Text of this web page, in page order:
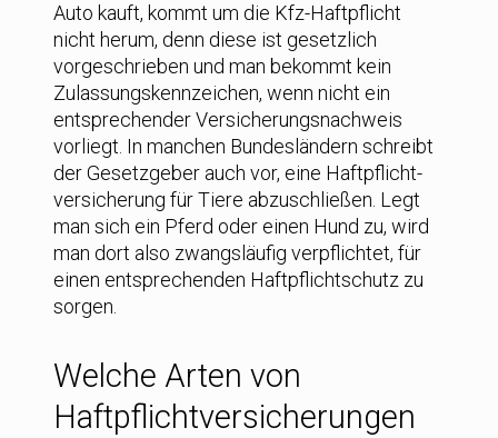
Auto kauft, kommt um die Kfz-Haftpflicht
nicht herum, denn diese ist gesetzlich
vorgeschrieben und man bekommt kein
Zulassungskennzeichen, wenn nicht ein
entsprechender Versicherungsnachweis
vorliegt. In manchen Bundesländern schreibt
der Gesetzgeber auch vor, eine Haftpflicht­
versicherung für Tiere abzuschließen. Legt
man sich ein Pferd oder einen Hund zu, wird
man dort also zwangsläufig verpflichtet, für
einen entsprechenden Haftpflichtschutz zu
sorgen.
Welche Arten von
Haftpflicht­versicherungen